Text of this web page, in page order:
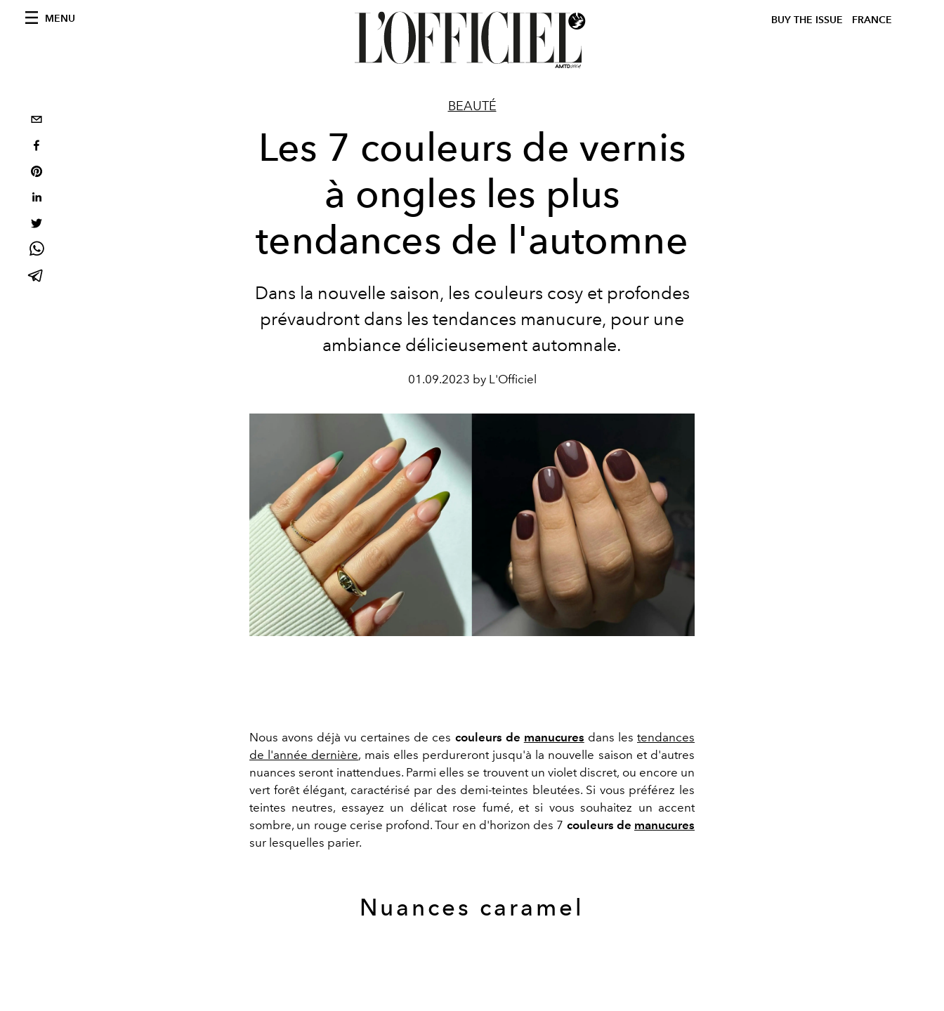
MENU BUY THE ISSUE FRANCE
BEAUTÉ
Les 7 couleurs de vernis
à ongles les plus
tendances de l'automne
Dans la nouvelle saison, les couleurs cosy et profondes
prévaudront dans les tendances manucure, pour une
ambiance délicieusement automnale.
01.09.2023 by L'Officiel
Nous avons déjà vu certaines de ces couleurs de manucures dans lestendances
de l'année dernière, mais elles perdureront jusqu'à la nouvelle saison et d'autres
nuances seront inattendues. Parmi elles se trouvent un violet discret, ou encore un
vert forêt élégant, caractérisé par des demi-teintes bleutées. Si vous préférez les
teintes neutres, essayez un délicat rose fumé, et si vous souhaitez un accent
sombre, un rouge cerise profond. Tour en d'horizon des 7 couleurs de manucures
sur lesquelles parier.
Nuances caramel